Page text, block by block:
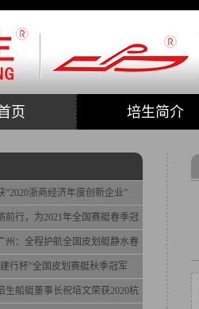
页 培生简介
“2020浙商经济年度创新企业”
前行，为2021年全国赛艇春季冠
州：全程护航全国皮划艇静水春
行杯”全国皮划赛艇秋季冠军
生船艇董事长祝培文荣获2020杭